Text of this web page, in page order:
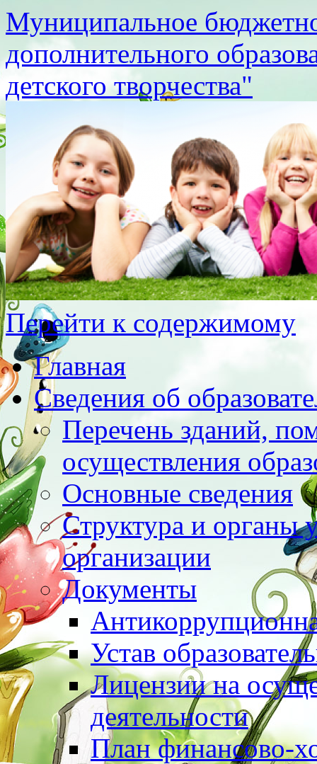
Муниципальное
дополнительного
детского творчества"
Перейти к содержимому
Главная
Сведения об
Перечень зданий,
осуществления
Основные сведения
Структура и органы
организации
Документы
Устав
Лицензии на
деятельности
План финансово-